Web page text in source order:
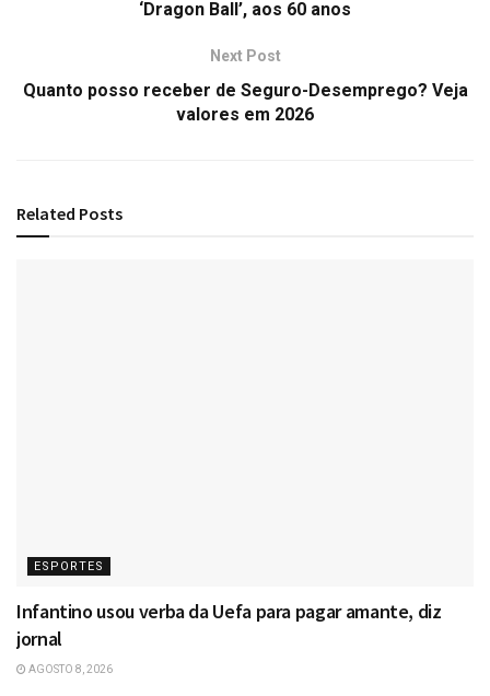
‘Dragon Ball’, aos 60 anos
Next Post
Quanto posso receber de Seguro-Desemprego? Veja
valores em 2026
Related Posts
ESPORTES
Infantino usou verba da Uefa para pagar amante, diz
jornal
AGOSTO 8, 2026